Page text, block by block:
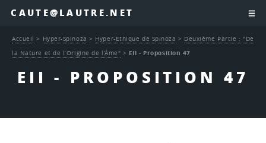
CAUTE@LAUTRE.NET
EII - PROPOSITION 47
Accueil > Hyper-Spinoza > Hyper-Ethique de Spinoza > Deuxième Partie : "De
la Nature et de l’Origine de l’Âme" > EII - Proposition 47